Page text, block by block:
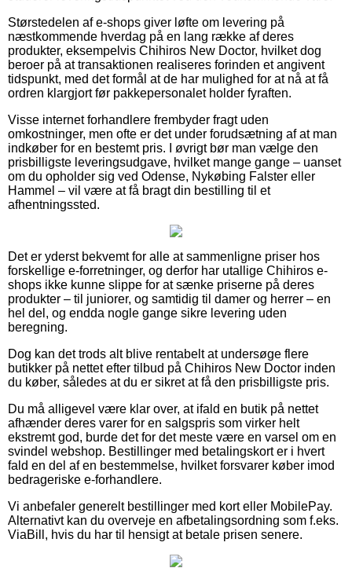
Størstedelen af e-shops giver løfte om levering på
næstkommende hverdag på en lang række af deres
produkter, eksempelvis Chihiros New Doctor, hvilket dog
beroer på at transaktionen realiseres forinden et angivent
tidspunkt, med det formål at de har mulighed for at nå at få
ordren klargjort før pakkepersonalet holder fyraften.
Visse internet forhandlere frembyder fragt uden
omkostninger, men ofte er det under forudsætning af at man
indkøber for en bestemt pris. I øvrigt bør man vælge den
prisbilligste leveringsudgave, hvilket mange gange – uanset
om du opholder sig ved Odense, Nykøbing Falster eller
Hammel – vil være at få bragt din bestilling til et
afhentningssted.
Det er yderst bekvemt for alle at sammenligne priser hos
forskellige e-forretninger, og derfor har utallige Chihiros e-
shops ikke kunne slippe for at sænke priserne på deres
produkter – til juniorer, og samtidig til damer og herrer – en
hel del, og endda nogle gange sikre levering uden
beregning.
Dog kan det trods alt blive rentabelt at undersøge flere
butikker på nettet efter tilbud på Chihiros New Doctor inden
du køber, således at du er sikret at få den prisbilligste pris.
Du må alligevel være klar over, at ifald en butik på nettet
afhænder deres varer for en salgspris som virker helt
ekstremt god, burde det for det meste være en varsel om en
svindel webshop. Bestillinger med betalingskort er i hvert
fald en del af en bestemmelse, hvilket forsvarer køber imod
bedrageriske e-forhandlere.
Vi anbefaler generelt bestillinger med kort eller MobilePay.
Alternativt kan du overveje en afbetalingsordning som f.eks.
ViaBill, hvis du har til hensigt at betale prisen senere.